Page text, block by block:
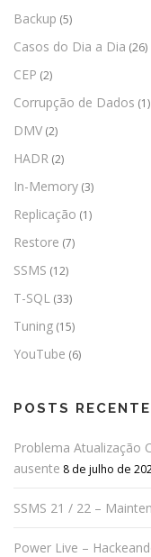
Backup (5)
Casos do Dia a Dia (26)
CEP (2)
Corrupção de Dados (1)
DMV (2)
HADR (2)
In-Memory (3)
Replicação (1)
Restore (7)
SSMS (12)
T-SQL (33)
Tuning (15)
YouTube (6)
POSTS
Problema Atualização
ausente 8 de julho de
SSMS 21 / 22 –
Power Live –